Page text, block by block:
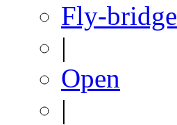
Fly-bridge
|
Open
|